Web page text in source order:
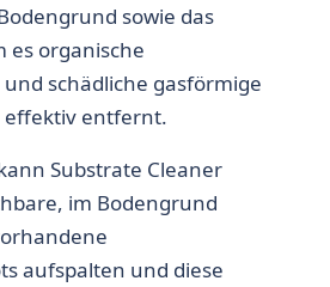
sowie das
es organische
schädliche gasförmige
entfernt.
Substrate Cleaner
im Bodengrund
auf­spalten und diese